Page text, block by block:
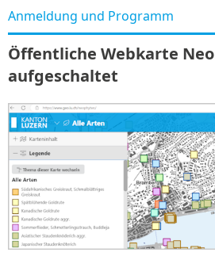
Anmeldung und Programm
Öffentliche Webkarte
aufgeschaltet